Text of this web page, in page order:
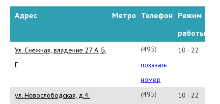
Адрес Метро Телефон Режим
работы
Ул. Снежная, владение 27 А, Б,
Г
(495)
730-
84-
10
показать
номер
10 - 22
ул. Новослободская, д.4.
(495)
10 - 22